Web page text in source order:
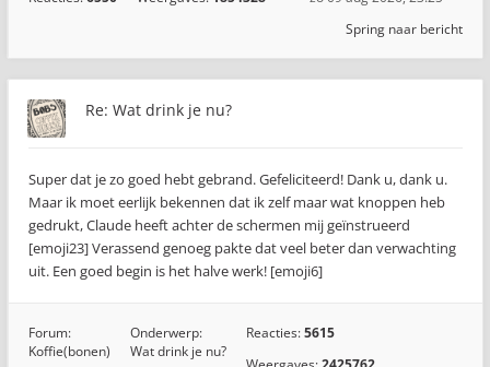
Spring naar bericht
Re: Wat drink je nu?
Super dat je zo goed hebt gebrand. Gefeliciteerd! Dank u, dank u.
Maar ik moet eerlijk bekennen dat ik zelf maar wat knoppen heb
gedrukt, Claude heeft achter de schermen mij geïnstrueerd
[emoji23] Verassend genoeg pakte dat veel beter dan verwachting
uit. Een goed begin is het halve werk! [emoji6]
Forum:
Koffie(bonen)
Onderwerp:
Wat drink je nu?
Reacties:5615